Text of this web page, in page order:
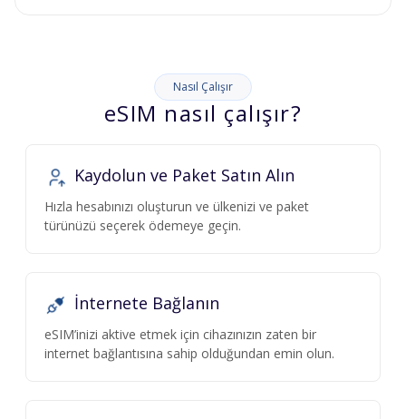
Nasıl Çalışır
eSIM nasıl çalışır?
Kaydolun ve Paket Satın Alın
Hızla hesabınızı oluşturun ve ülkenizi ve paket
türünüzü seçerek ödemeye geçin.
İnternete Bağlanın
eSIM’inizi aktive etmek için cihazınızın zaten bir
internet bağlantısına sahip olduğundan emin olun.